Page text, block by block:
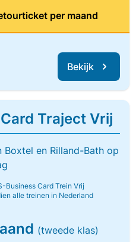
per maand
Bekijk
Traject Vrij
Boxtel en Rilland-Bath op
Business Card Trein Vrij
alle treinen in Nederland
(tweede klas)